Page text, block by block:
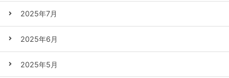
2025年7月
2025年6月
2025年5月